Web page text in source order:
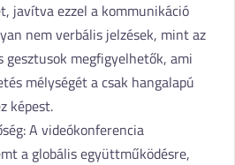
javítva ezzel a kommunikáció
nem verbális jelzések, mint az
gesztusok megfigyelhetők, ami
mélységét a csak hangalapú
képest.
A videókonferencia
a globális együttműködésre,